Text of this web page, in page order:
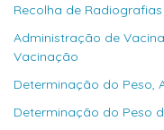
Recolha de Radiografias
Administração de
Vacinação
Determinação do Peso,
Determinação do Peso